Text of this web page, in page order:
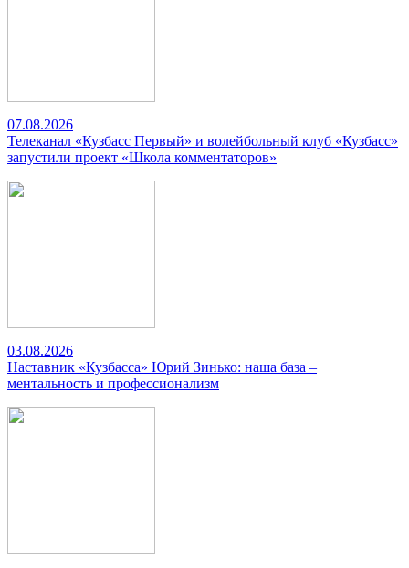
07.08.2026
Телеканал «Кузбасс Первый» и волейбольный клуб «Кузбасс»
запустили проект «Школа комментаторов»
03.08.2026
Наставник «Кузбасса» Юрий Зинько: наша база –
ментальность и профессионализм